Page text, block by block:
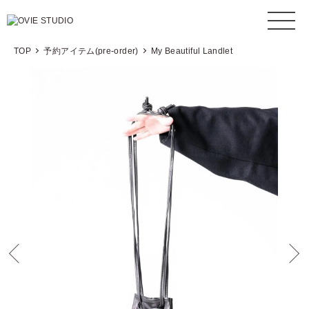
TOP 予約アイテム(pre-order) My Beautiful Landlet